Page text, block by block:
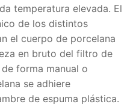
temperatura elevada. El
de los distintos
el cuerpo de porcelana
en bruto del filtro de
forma manual o
se adhiere
de espuma plástica.